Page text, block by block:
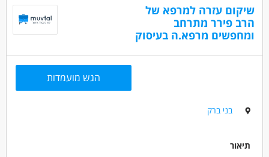
מחסנים ולוגיסטיקה - מחסנאות ואחסון
מחסנים ולוגיסטיקה - מחסנאי/ת ממוחשב
מחסנים ולוגיסטיקה - מלקטים
שיקום עזרה למרפא של
הרב פירר מתרחב
ומחפשים מרפא.ה בעיסוק
הגש מועמדות
בני ברק
תיאור